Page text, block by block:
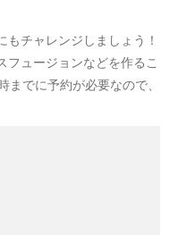
チャレンジしましょう！
フュージョンなどを作るこ
までに予約が必要なので、